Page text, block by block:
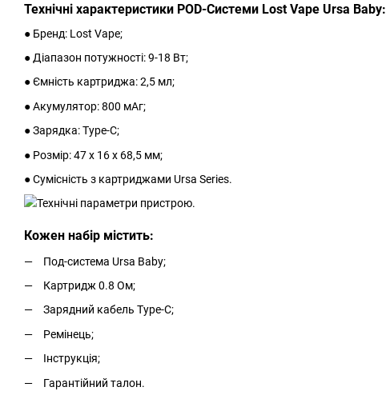
Технічні характеристики POD-Системи Lost Vape Ursa Baby:
● Бренд: Lost Vape;
● Діапазон потужності: 9-18 Вт;
● Ємність картриджа: 2,5 мл;
● Акумулятор: 800 мАг;
● Зарядка: Type-C;
● Розмір: 47 х 16 х 68,5 мм;
● Сумісність з картриджами Ursa Series.
Кожен набір містить:
Под-система Ursa Baby;
Картридж 0.8 Ом;
Зарядний кабель Type-C;
Ремінець;
Інструкція;
Гарантійний талон.